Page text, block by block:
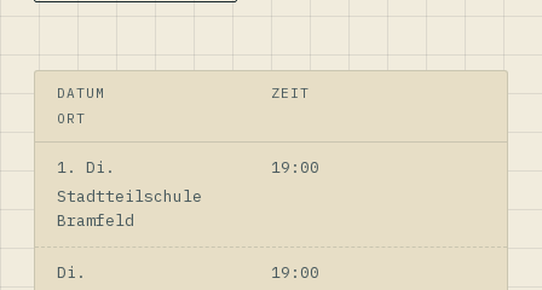
DATUM
ZEIT
ORT
1. Di.
19:00
Stadtteilschule
Bramfeld
Di.
19:00